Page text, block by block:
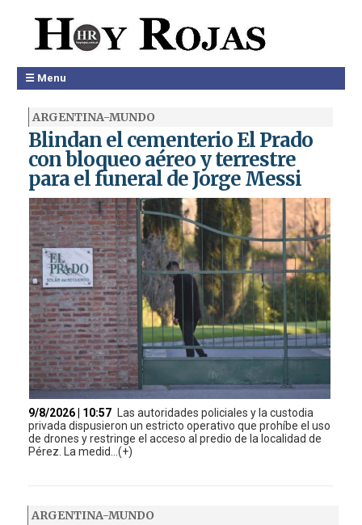
☰ Menu
ARGENTINA-MUNDO
Blindan el cementerio El Prado
con bloqueo aéreo y terrestre
para el funeral de Jorge Messi
9/8/2026 | 10:57
Las autoridades policiales y la custodia
privada dispusieron un estricto operativo que prohíbe el uso
de drones y restringe el acceso al predio de la localidad de
Pérez. La medid...(+)
ARGENTINA-MUNDO